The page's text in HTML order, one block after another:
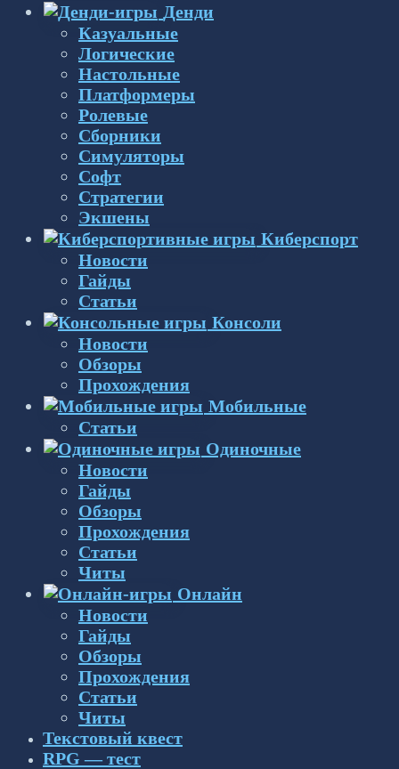
Денди
Казуальные
Логические
Настольные
Платформеры
Ролевые
Сборники
Симуляторы
Софт
Стратегии
Экшены
Киберспорт
Новости
Гайды
Статьи
Консоли
Новости
Обзоры
Прохождения
Мобильные
Статьи
Одиночные
Новости
Гайды
Обзоры
Прохождения
Статьи
Читы
Онлайн
Новости
Гайды
Обзоры
Прохождения
Статьи
Читы
Текстовый квест
RPG — тест